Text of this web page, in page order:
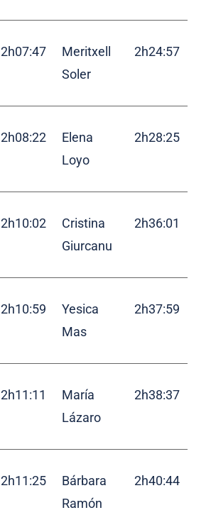
2h07:47
Meritxell
Soler
2h24:57
2h08:22
Elena
Loyo
2h28:25
2h10:02
Cristina
Giurcanu
2h36:01
2h10:59
Yesica
Mas
2h37:59
2h11:11
María
Lázaro
2h38:37
2h11:25
Bárbara
Ramón
2h40:44